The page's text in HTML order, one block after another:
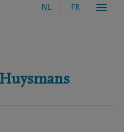
NL FR
Huysmans